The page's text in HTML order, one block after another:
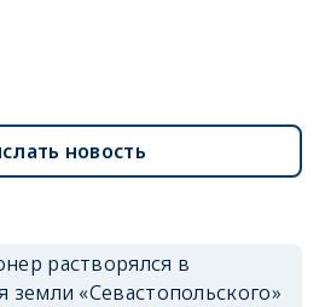
новость
растворялся в
земли «Севастопольского»